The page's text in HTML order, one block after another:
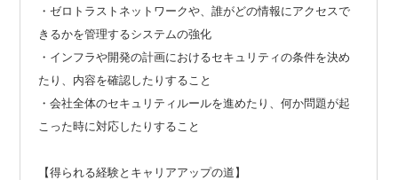
・ゼロトラストネットワークや、誰がどの情報にアクセスで
きるかを管理するシステムの強化
・インフラや開発の計画におけるセキュリティの条件を決め
たり、内容を確認したりすること
・会社全体のセキュリティルールを進めたり、何か問題が起
こった時に対応したりすること
【得られる経験とキャリアアップの道】